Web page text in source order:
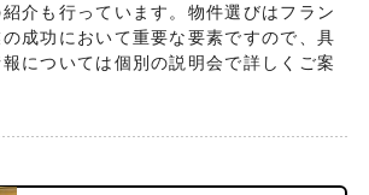
介も行っています。物件選びはフラン
成功において重要な要素ですので、具
については個別の説明会で詳しくご案